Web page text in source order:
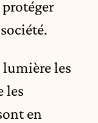
lumière les
les
en